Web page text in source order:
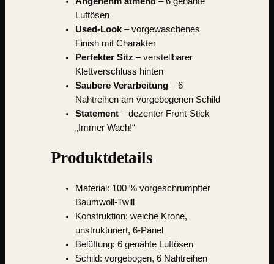
Luftösen
Used-Look– vorgewaschenes
Finish mit Charakter
Perfekter Sitz – verstellbarer
Klettverschluss hinten
Saubere Verarbeitung– 6
Nahtreihen am vorgebogenen Schild
Statement– dezenter Front-Stick
„Immer Wach!“
Produktdetails
Material: 100 % vorgeschrumpfter
Baumwoll-Twill
Konstruktion: weiche Krone,
unstrukturiert, 6-Panel
Belüftung: 6 genähte Luftösen
Schild: vorgebogen, 6 Nahtreihen